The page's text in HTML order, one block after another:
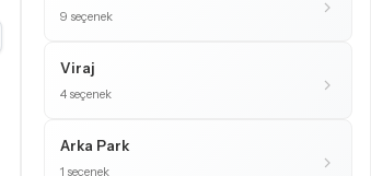
9 seçenek
Viraj
4 seçenek
Arka Park
1 seçenek